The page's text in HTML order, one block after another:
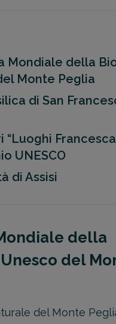
Mondiale della
Monte Peglia
di San
“Luoghi
UNESCO
di Assisi
della
del
del Monte